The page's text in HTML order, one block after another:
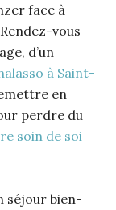
face à
vous
d’un
à Saint-
en
perdre du
soin de soi
séjour bien-